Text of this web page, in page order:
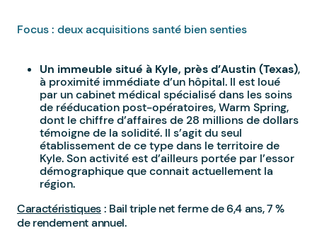
Focus : deux acquisitions santé bien senties
Un immeuble situé à Kyle, près d’Austin (Texas),
à proximité immédiate d’un hôpital. Il est loué
par un cabinet médical spécialisé dans les soins
de rééducation post-opératoires, Warm Spring,
dont le chiffre d’affaires de 28 millions de dollars
témoigne de la solidité. Il s’agit du seul
établissement de ce type dans le territoire de
Kyle. Son activité est d’ailleurs portée par l’essor
démographique que connait actuellement la
région.
Caractéristiques: Bail triple net ferme de 6,4 ans, 7 %
de rendement annuel.